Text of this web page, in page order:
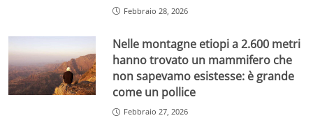
Febbraio 28, 2026
Nelle montagne etiopi a 2.600 metri
hanno trovato un mammifero che
non sapevamo esistesse: è grande
come un pollice
Febbraio 27, 2026